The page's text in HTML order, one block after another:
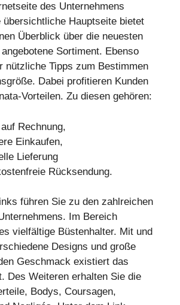
des Unternehmens
übersichtliche Hauptseite bietet
Überblick über die neuesten
Sortiment. Ebenso
nützliche Tipps zum Bestimmen
Dabei profitieren Kunden
Vorteilen. Zu diesen gehören:
Rechnung,
Einkaufen,
Lieferung
Rücksendung.
führen Sie zu den zahlreichen
Im Bereich
vielfältige Büstenhalter. Mit und
Designs und große
Geschmack existiert das
Des Weiteren erhalten Sie die
Bodys, Coursagen,